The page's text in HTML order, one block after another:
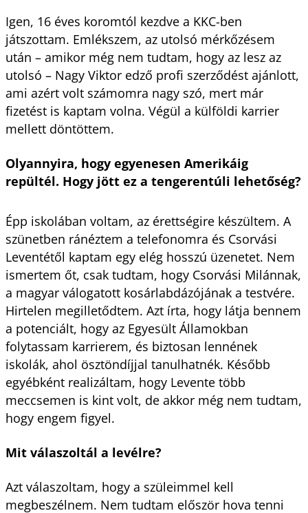
Igen, 16 éves koromtól kezdve a KKC-ben
játszottam. Emlékszem, az utolsó mérkőzésem
után – amikor még nem tudtam, hogy az lesz az
utolsó – Nagy Viktor edző profi szerződést ajánlott,
ami azért volt számomra nagy szó, mert már
fizetést is kaptam volna. Végül a külföldi karrier
mellett döntöttem.
Olyannyira, hogy egyenesen Amerikáig
repültél. Hogy jött ez a tengerentúli lehetőség?
Épp iskolában voltam, az érettségire készültem. A
szünetben ránéztem a telefonomra és Csorvási
Leventétől kaptam egy elég hosszú üzenetet. Nem
ismertem őt, csak tudtam, hogy Csorvási Milánnak,
a magyar válogatott kosárlabdázójának a testvére.
Hirtelen megilletődtem. Azt írta, hogy látja bennem
a potenciált, hogy az Egyesült Államokban
folytassam karrierem, és biztosan lennének
iskolák, ahol ösztöndíjjal tanulhatnék. Később
egyébként realizáltam, hogy Levente több
meccsemen is kint volt, de akkor még nem tudtam,
hogy engem figyel.
Mit válaszoltál a levélre?
Azt válaszoltam, hogy a szüleimmel kell
megbeszélnem. Nem tudtam először hova tenni